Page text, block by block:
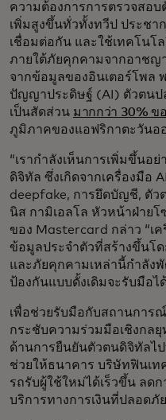
ความต้องการการตรวจสอ
เพิ่มสูงขึ้นทั่วทั้งทวีป ประชา
เชื่อมต่อกัน และใช้เทคโนโ
ภายใต้ภัยคุกคามจากอาชญ
จากข้อมูลของอินเตอร์โพล
ปัญญาประดิษฐ์ (AI) ตัวตน
เป็นสัดส่วน มากกว่า 30% ข
ภูมิภาคของแอฟริกาตะวันอ
“เรากำลังเห็นการเพิ่มขึ้นอ
ดิจิทัล ซึ่งเกิดจากเครื่องมือ
deepfake, การยึดบัญชี, ตัว
นิส กามิเอลโล หัวหน้าฝ่าย
ของ Mastercard กล่าว “เ
ข้อมูลประจำตัวที่สร้างขึ้นโด
และภัยคุกคามเหล่านี้กำลัง
ป้องกันแบบดั้งเดิมจะรับมือไ
เพื่อช่วยรับมือกับสถานการ
กระชับความร่วมมือเชิงกล
ด้านการยืนยันตัวตนดิจิทัลไ
ช่วยให้ธนาคาร บริษัทฟินเท
รถรับผู้ใช้ใหม่ได้เร็วขึ้น ลด
บริการทางการเงินที่ปลอดภั